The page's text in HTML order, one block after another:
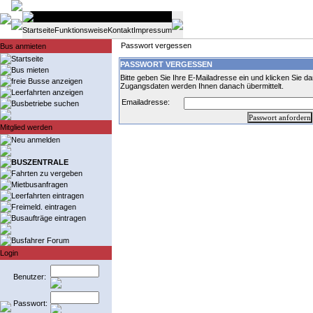
StartseiteFunktionsweiseKontaktImpressum
Bus anmieten
Startseite
Bus mieten
freie Busse anzeigen
Leerfahrten anzeigen
Busbetriebe suchen
Mitglied werden
Neu anmelden
BUSZENTRALE
Fahrten zu vergeben
Mietbusanfragen
Leerfahrten eintragen
Freimeld. eintragen
Busaufträge eintragen
Busfahrer Forum
Login
Benutzer:
Passwort:
Passwort vergessen
PASSWORT VERGESSEN
Bitte geben Sie Ihre E-Mailadresse ein und klicken Sie
Zugangsdaten werden Ihnen danach übermittelt.
Emailadresse: